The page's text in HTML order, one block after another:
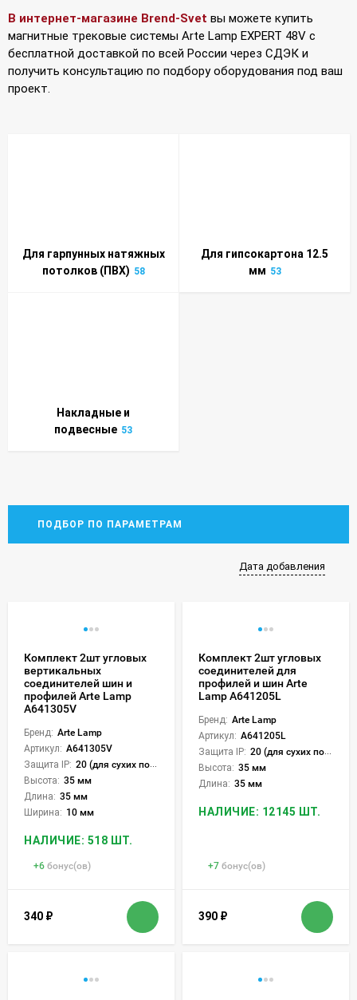
В интернет-магазине Brend-Svet вы можете купить
магнитные трековые системы Arte Lamp EXPERT 48V с
бесплатной доставкой по всей России через СДЭК и
получить консультацию по подбору оборудования под ваш
проект.
Для гарпунных натяжных
потолков (ПВХ) 58
Для гипсокартона 12.5
мм 53
Накладные и
подвесные 53
ПОДБОР ПО ПАРАМЕТРАМ
Дата добавления
Комплект 2шт угловых
вертикальных
соединителей шин и
профилей Arte Lamp
A641305V
Бренд: Arte Lamp
Артикул: A641305V
Защита IP: 20 (для сухих пом.)
Высота: 35 мм
Длина: 35 мм
Ширина: 10 мм
НАЛИЧИЕ: 518 ШТ.
+6 бонус(ов)
340 ₽
Комплект 2шт угловых
соединителей для
профилей и шин Arte
Lamp A641205L
Бренд: Arte Lamp
Артикул: A641205L
Защита IP: 20 (для сухих пом.)
Высота: 35 мм
Длина: 35 мм
НАЛИЧИЕ: 12145 ШТ.
+7 бонус(ов)
390 ₽